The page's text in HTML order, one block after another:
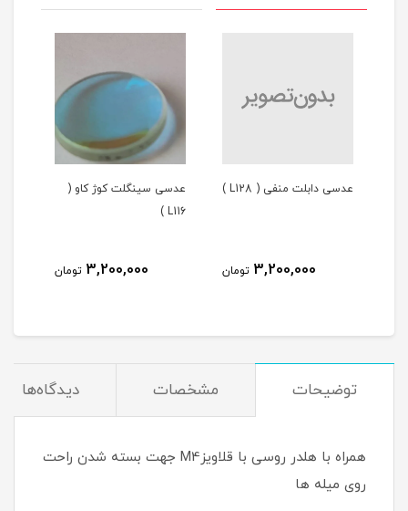
عدسی دابلت منفی ( L128 )
3,200,000 تومان
عدسی سینگلت کوژ کاو (
L116 )
3,200,000 تومان
توضیحات مشخصات دیدگاه‌ها
همراه با هلدر روسی با قلاویزM4 جهت بسته شدن راحت
روی میله ها